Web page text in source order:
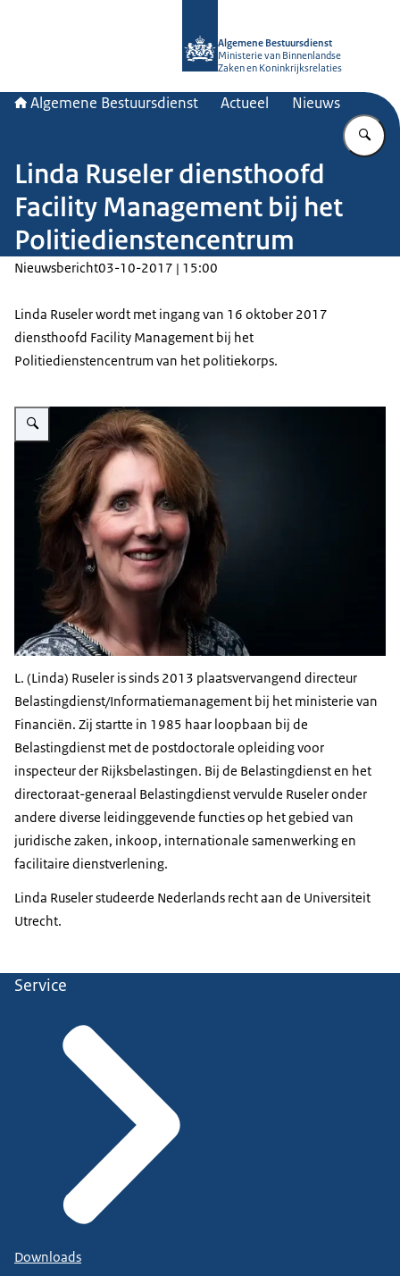
Algemene Bestuursdienst
Ministerie van Binnenlandse
Zaken en Koninkrijksrelaties
Algemene Bestuursdienst Actueel Nieuws
Linda Ruseler diensthoofd
Facility Management bij het
Politiedienstencentrum
Nieuwsbericht03-10-2017 | 15:00
Linda Ruseler wordt met ingang van 16 oktober 2017
diensthoofd Facility Management bij het
Politiedienstencentrum van het politiekorps.
Vergroot afbeelding Linda Ruseler
L. (Linda) Ruseler is sinds 2013 plaatsvervangend directeur
Belastingdienst/Informatiemanagement bij het ministerie van
Financiën. Zij startte in 1985 haar loopbaan bij de
Belastingdienst met de postdoctorale opleiding voor
inspecteur der Rijksbelastingen. Bij de Belastingdienst en het
directoraat-generaal Belastingdienst vervulde Ruseler onder
andere diverse leidinggevende functies op het gebied van
juridische zaken, inkoop, internationale samenwerking en
facilitaire dienstverlening.
Linda Ruseler studeerde Nederlands recht aan de Universiteit
Utrecht.
Service
Downloads